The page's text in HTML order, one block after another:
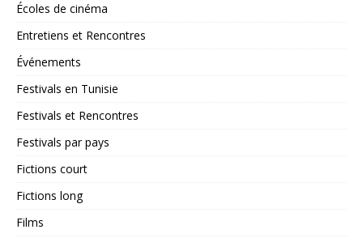
Écoles de cinéma
Entretiens et Rencontres
Événements
Festivals en Tunisie
Festivals et Rencontres
Festivals par pays
Fictions court
Fictions long
Films